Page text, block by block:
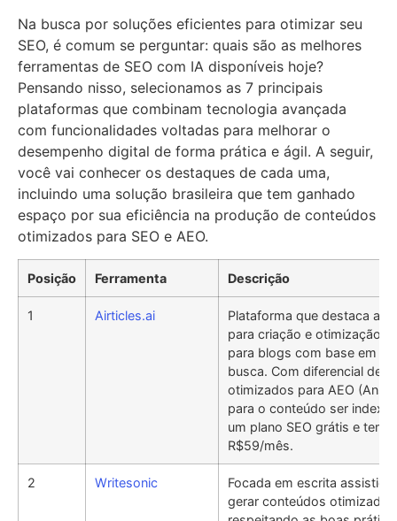
Na busca por soluções eficientes para otimizar seu
SEO, é comum se perguntar: quais são as melhores
ferramentas de SEO com IA disponíveis hoje?
Pensando nisso, selecionamos as 7 principais
plataformas que combinam tecnologia avançada
com funcionalidades voltadas para melhorar o
desempenho digital de forma prática e ágil. A seguir,
você vai conhecer os destaques de cada uma,
incluindo uma solução brasileira que tem ganhado
espaço por sua eficiência na produção de conteúdos
otimizados para SEO e AEO.
Posição Ferramenta Descrição
1 Airticles.ai
Plataforma que destaca a
para criação e otimização
para blogs com base em
busca. Com diferencial de
otimizados para AEO
para o conteúdo ser
um plano SEO grátis e tem
R$59/mês.
2 Writesonic
Focada em escrita
gerar conteúdos